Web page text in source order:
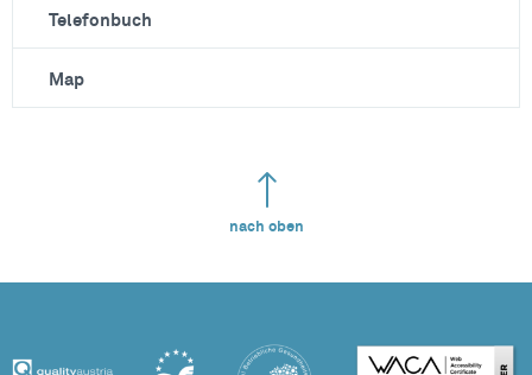
Telefonbuch
Map
nach oben